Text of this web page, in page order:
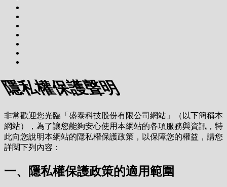
私權保護聲明
非常歡迎您光臨「盛泰科技股份有限公司網站」（以下簡稱本
網站），為了讓您能夠安心使用本網站的各項服務與資訊，特
此向您說明本網站的隱私權保護政策，以保障您的權益，請您
詳閱下列內容：
一、隱私權保護政策的適用範圍